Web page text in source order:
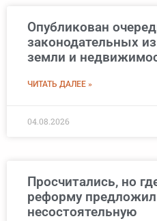
Опубликован
законодательных
земли и
ЧИТАТЬ ДАЛЕЕ »
04.08.2026
Просчитались, но
реформу
несостоятельную